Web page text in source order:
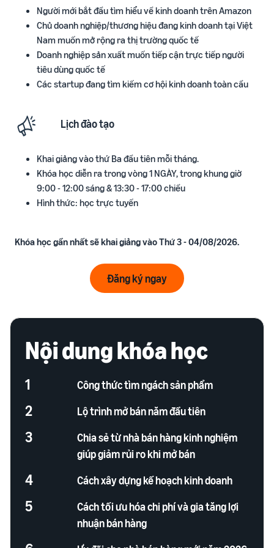
trong hành trình bán hàng
Người mới bắt đầu tìm hiểu về kinh doanh trên Amazon
Chủ doanh nghiệp/thương hiệu đang kinh doanh tại Việt
Nam muốn mở rộng ra thị trường quốc tế
Doanh nghiệp sản xuất muốn tiếp cận trực tiếp người
tiêu dùng quốc tế
Các startup đang tìm kiếm cơ hội kinh doanh toàn cầu
Lịch đào tạo
Khai giảng vào thứ Ba đầu tiên mỗi tháng.
Khóa học diễn ra trong vòng 1 NGÀY, trong khung giờ
9:00 - 12:00 sáng & 13:30 - 17:00 chiều
Hình thức: học trực tuyến
Khóa học gần nhất sẽ khai giảng vào Thứ 3 - 04/08/2026.
Đăng ký ngay
Nội dung khóa học
1 Công thức tìm ngách sản phẩm
2 Lộ trình mở bán năm đầu tiên
3
Chia sẻ từ nhà bán hàng kinh nghiệm
giúp giảm rủi ro khi mở bán
4 Cách xây dựng kế hoạch kinh doanh
5
Cách tối ưu hóa chi phí và gia tăng lợi
nhuận bán hàng